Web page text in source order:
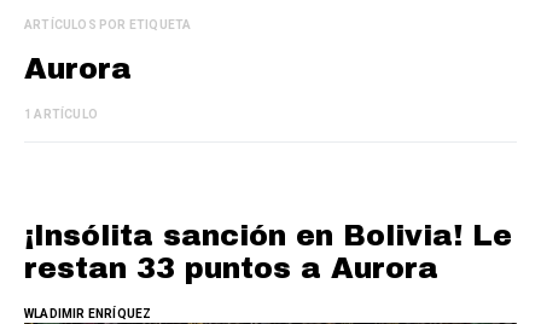
ARTÍCULOS POR ETIQUETA
Aurora
1 ARTÍCULO
¡Insólita sanción en Bolivia! Le
restan 33 puntos a Aurora
WLADIMIR ENRÍQUEZ